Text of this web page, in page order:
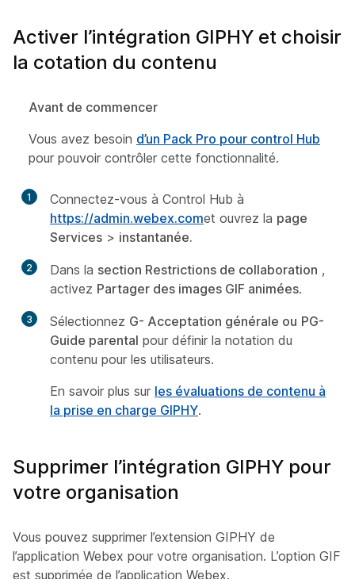
Activer l’intégration GIPHY et choisir
la cotation du contenu
Avant de commencer
Vous avez besoin d’un Pack Pro pour control Hub
pour pouvoir contrôler cette fonctionnalité.
1
Connectez-vous à Control Hub à
https://admin.webex.comet ouvrez la page
Services > instantanée.
2 Dans la section Restrictions de collaboration ,
activez Partager des images GIF animées.
3 Sélectionnez G- Acceptation générale ou PG-
Guide parental pour définir la notation du
contenu pour les utilisateurs.
En savoir plus sur les évaluations de contenu à
la prise en charge GIPHY.
Supprimer l’intégration GIPHY pour
votre organisation
Vous pouvez supprimer l’extension GIPHY de
l’application Webex pour votre organisation. L’option GIF
est supprimée de l’application Webex.